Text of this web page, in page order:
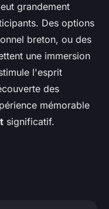
grandement
Des options
breton, ou des
une immersion
l'esprit
des
mémorable
significatif.